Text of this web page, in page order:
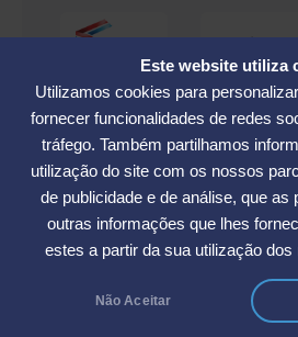
Este website utiliza
Utilizamos cookies para
fornecer funcionalidades de redes
tráfego. Também partilhamos
utilização do site com os nossos
de publicidade e de análise, que as
outras informações que lhes
estes a partir da sua utilização
Não Aceitar
Avenida César Seara, 560 - Florianópolis |
- (48) 3234-2089 - (48) 3233-5370. | E-
Sede de Praia: Rua Elke Hering, 70,
Telefone 48 3365-5789 | E-mail: